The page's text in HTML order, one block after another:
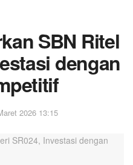
SBN Ritel
dengan
2026 13:15